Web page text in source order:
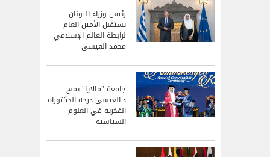
رئيس وزراء اليونان
يستقبل الأمين العام
لرابطة العالم الإسلامي
محمد العيسى
جامعة "مالايا" تمنح
د.العيسى درجة الدكتوراه
الفخرية في العلوم
السياسية